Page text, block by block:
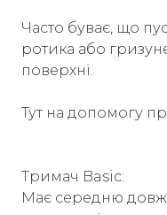
Часто буває, що
ротика або
поверхні.
Тут на допомогу
Тримач Basic:
Має середню